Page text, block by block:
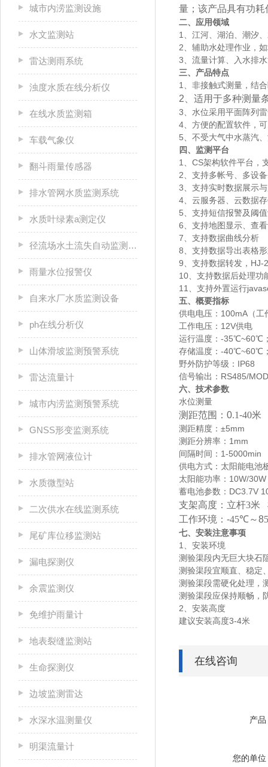
城市内涝监测设施
水文监测站
雷达测雨系统
浊度水质在线分析仪
在线水质监测箱
车载气象仪
翻斗雨量传感器
排水管网水质监测系统
水质叶绿素a测定仪
径流场水土流失自动监测系统
雨量水位报警仪
自来水厂水质监测设备
ph在线分析仪
山体滑坡监测预警系统
雷达流量计
城市内涝监测预警系统
GNSS形变监测系统
排水管网液位计
水质微型站
二次供水在线监测系统
尾矿库位移监测站
漏电探测仪
余震监测仪
免维护雨量计
地表裂缝监测站
生命探测仪
边坡监测雷达
水深水温测量仪
明渠流量计
量；该产品具有功
二、应用领域
1、江河、湖泊、潮汐
2、辅助水处理作业，
3、流量计算、入水排
三、产品特点
1、非接触式测量，结
2、适用于多种测量
3、水位采用平面阵列
4、方便的配置软件，
5、不受大气中水蒸汽
四、监测平台
1、CS架构软件平台，
2、支持多帐号、多设
3、支持实时数据展示
4、云服务器、云数据
5、支持短信报警及阈
6、支持地图显示、查
7、支持数据曲线分析
8、支持数据导出表格
9、支持数据转发，HJ-
10、支持数据后处理功
11、支持外置运行
五、概要指标
供电电压：100mA（工
工作电压：12V供电
运行温度：-35℃~60℃
存储温度：-40℃~60℃
野外防护等级：IP68
信号输出：RS485/
六、技术参数
水位测量
测距范围：0.1-40米
测距精度：±5mm
测距分辨率：1mm
间隔时间：1-5000min
供电方式：太阳能电池
太阳能功率：10W/
蓄电池参数：DC3.7V
支架高度：立杆3米
工作环境：-45℃～85
七、安装注意事项
1、安装环境
测验渠段内无巨大块石
测验渠段宜顺直、稳定
测验渠段需硬化处理，
测验渠段应保持顺畅，
2、安装高度
建议安装高度3-4米
在线咨询
产品
您的单位